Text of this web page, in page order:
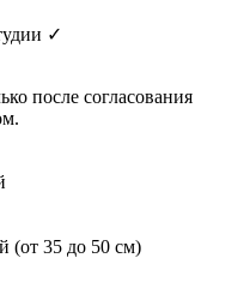
✓
после согласования
(от 35 до 50 см)